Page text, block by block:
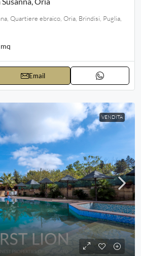
Quartiere ebraico, Oria, Brindisi, Puglia,
mq
Email
VENDITA